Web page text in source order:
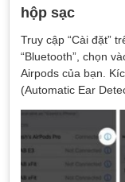
hộp sạc
Truy cập “Cài đặt”
“Bluetooth”, chọn
Airpods của bạn.
(Automatic Ear